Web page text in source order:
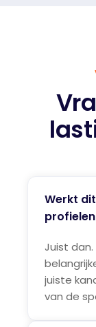
Werkt
Juist
juiste
van de